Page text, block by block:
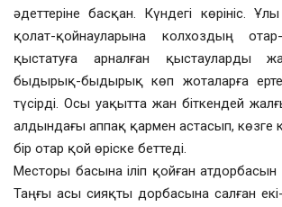
әдеттеріне басқан. Күндегі көрініс.
қолат-қойнауларына колхоздың
қыстатуға арналған қыстауларды
быдырық-быдырық көп жоталарға
түсірді. Осы уақытта жан біткендей
алдындағы аппақ қармен астасып, көзге
бір отар қой өріске беттеді.
Месторы басына іліп қойған атдорбасын
Таңғы асы сияқты дорбасына салған